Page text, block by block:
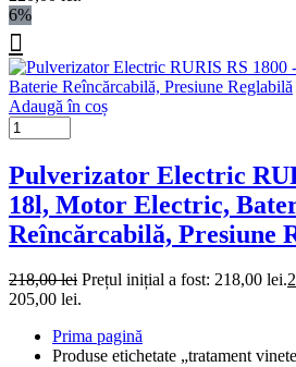
6%
Adaugă în coș
Pulverizator Electric
18l, Motor Electric,
Reîncărcabilă, Presiune
218,00lei Prețul inițial a fost: 218,00 lei.
205,00 lei.
Prima pagină
Produse etichetate „tratament